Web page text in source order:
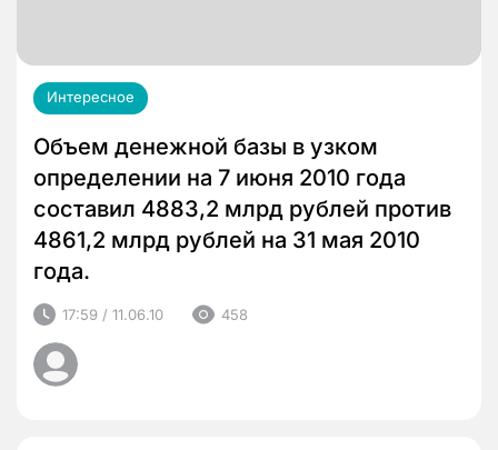
Интересное
Объем денежной базы в узком
определении на 7 июня 2010 года
составил 4883,2 млрд рублей против
4861,2 млрд рублей на 31 мая 2010
года.
17:59 / 11.06.10 458